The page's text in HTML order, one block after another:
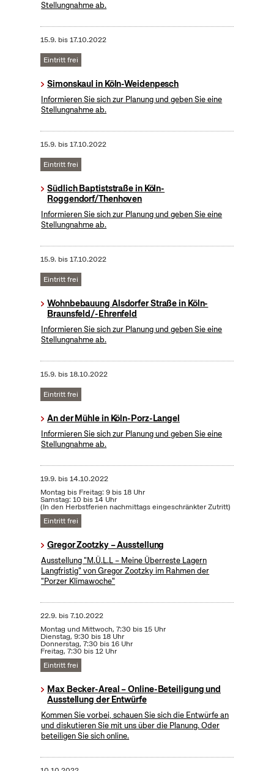
Stellungnahme ab.
15.9. bis17.10.2022
Eintritt frei
Simonskaul in Köln-Weidenpesch
Informieren Sie sich zur Planung und geben Sie eine
Stellungnahme ab.
15.9. bis17.10.2022
Eintritt frei
Südlich Baptiststraße in Köln-
Roggendorf/Thenhoven
Informieren Sie sich zur Planung und geben Sie eine
Stellungnahme ab.
15.9. bis17.10.2022
Eintritt frei
Wohnbebauung Alsdorfer Straße in Köln-
Braunsfeld/-Ehrenfeld
Informieren Sie sich zur Planung und geben Sie eine
Stellungnahme ab.
15.9. bis18.10.2022
Eintritt frei
An der Mühle in Köln-Porz-Langel
Informieren Sie sich zur Planung und geben Sie eine
Stellungnahme ab.
19.9. bis14.10.2022
Montag bis Freitag: 9 bis 18 Uhr
Samstag: 10 bis 14 Uhr
(In den Herbstferien nachmittags eingeschränkter Zutritt)
Eintritt frei
Gregor Zootzky – Ausstellung
Ausstellung "M.Ü.L.L – Meine Überreste Lagern
Langfristig" von Gregor Zootzky im Rahmen der
"Porzer Klimawoche"
22.9. bis7.10.2022
Montag und Mittwoch, 7:30 bis 15 Uhr
Dienstag, 9:30 bis 18 Uhr
Donnerstag, 7:30 bis 16 Uhr
Freitag, 7:30 bis 12 Uhr
Eintritt frei
Max Becker-Areal – Online-Beteiligung und
Ausstellung der Entwürfe
Kommen Sie vorbei, schauen Sie sich die Entwürfe an
und diskutieren Sie mit uns über die Planung. Oder
beteiligen Sie sich online.